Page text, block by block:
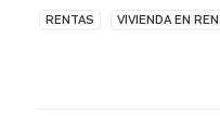
RENTAS VIVIENDA EN